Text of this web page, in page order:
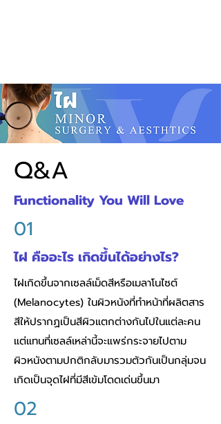
Q&A
Functionality You Will Love
01
ไฝ คืออะไร เกิดขึ้นได้อย่างไร?
ไฝเกิดขึ้นจากเซลล์เม็ดสีหรือเมลาโนไซต์
(Melanocytes) ในผิวหนังที่ทำหน้าที่ผลิตสาร
สีให้ปรากฏเป็นสีผิวแตกต่างกันไปในแต่ละคน
แต่แทนที่เซลล์เหล่านี้จะแพร่กระจายไปตาม
ผิวหนังตามปกติกลับมารวมตัวกันเป็นกลุ่มจน
เกิดเป็นจุดไฝที่มีสีเข้มโดดเด่นขึ้นมา
02